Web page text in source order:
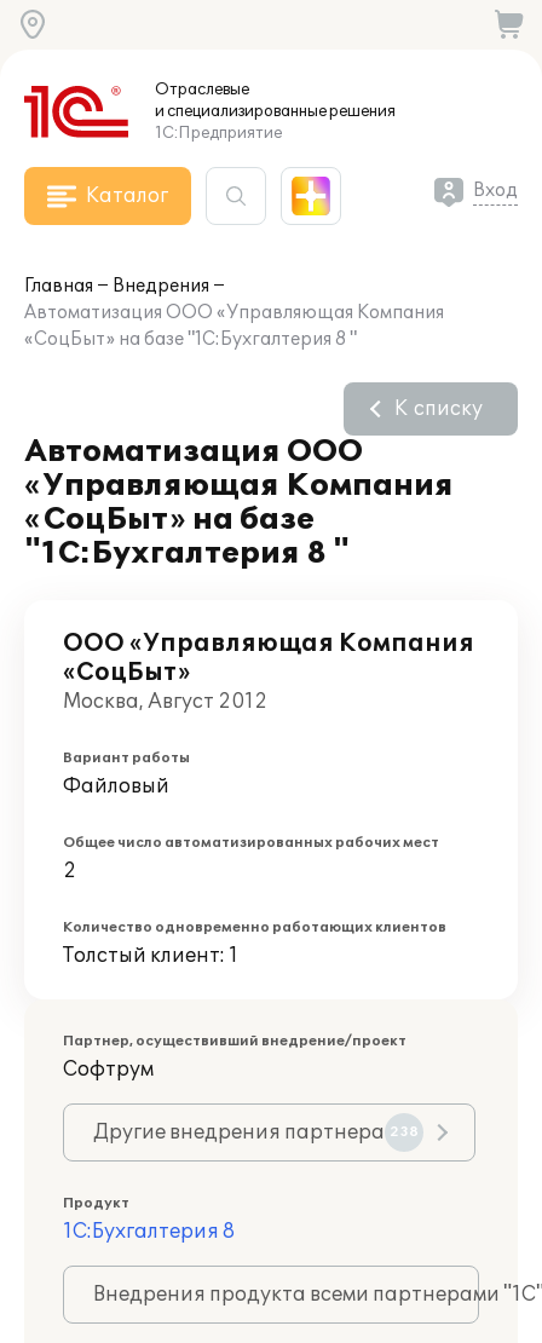
Отраслевые
и специализированныерешения
1С:Предприятие
Каталог Вход
Главная
Внедрения
Автоматизация ООО «Управляющая Компания
«СоцБыт» на базе "1С:Бухгалтерия 8 "
Автоматизация ООО
«Управляющая Компания
«СоцБыт» на базе
"1С:Бухгалтерия 8 "
К списку
ООО «Управляющая Компания
«СоцБыт»
Москва, Август 2012
Вариант работы
Файловый
Общее число автоматизированных рабочих мест
2
Количество одновременно работающих клиентов
Толстый клиент: 1
Партнер, осуществивший внедрение/проект
Софтрум
Другие внедрения партнера 238
Продукт
1С:Бухгалтерия 8
Внедрения продукта всеми партнерами